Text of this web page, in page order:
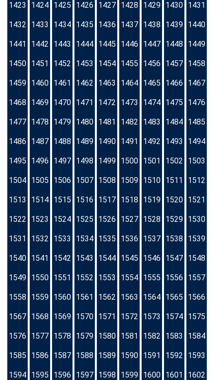
1423 1424 1425 1426 1427 1428 1429 1430 1431
1432 1433 1434 1435 1436 1437 1438 1439 1440
1441 1442 1443 1444 1445 1446 1447 1448 1449
1450 1451 1452 1453 1454 1455 1456 1457 1458
1459 1460 1461 1462 1463 1464 1465 1466 1467
1468 1469 1470 1471 1472 1473 1474 1475 1476
1477 1478 1479 1480 1481 1482 1483 1484 1485
1486 1487 1488 1489 1490 1491 1492 1493 1494
1495 1496 1497 1498 1499 1500 1501 1502 1503
1504 1505 1506 1507 1508 1509 1510 1511 1512
1513 1514 1515 1516 1517 1518 1519 1520 1521
1522 1523 1524 1525 1526 1527 1528 1529 1530
1531 1532 1533 1534 1535 1536 1537 1538 1539
1540 1541 1542 1543 1544 1545 1546 1547 1548
1549 1550 1551 1552 1553 1554 1555 1556 1557
1558 1559 1560 1561 1562 1563 1564 1565 1566
1567 1568 1569 1570 1571 1572 1573 1574 1575
1576 1577 1578 1579 1580 1581 1582 1583 1584
1585 1586 1587 1588 1589 1590 1591 1592 1593
1594 1595 1596 1597 1598 1599 1600 1601 1602